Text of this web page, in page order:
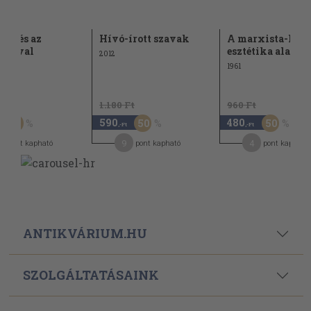
az
pont kapható
Hívó-írott szavak
2012
1.180 Ft
590 ,-Ft 50
pont kapható
A marxista-
esztétika alapjai
1961
960 Ft
480 ,-Ft 50
pont kapható
ANTIKVÁRIUM.HU
SZOLGÁLTATÁSAINK